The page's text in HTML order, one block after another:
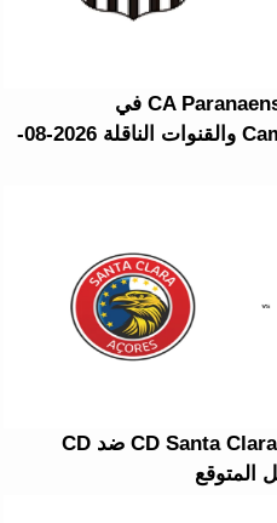
موعد مباراة Santos FC ضد CA Paranaense في
Campeonato Brasileiro Série A والقنوات الناقلة 2026-08-
Primeira Liga: موعد مواجهة CD Santa Clara ضد CD